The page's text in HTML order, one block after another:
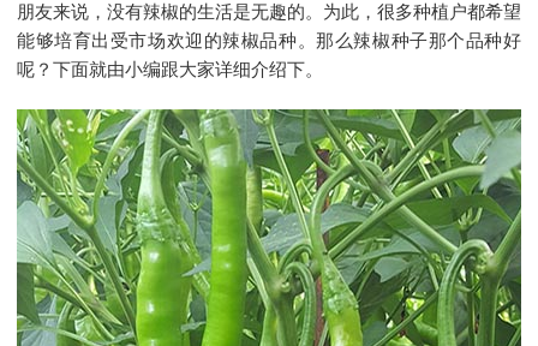
朋友来说，没有辣椒的生活是无趣的。为此，很多种植户都希望
能够培育出受市场欢迎的辣椒品种。那么辣椒种子那个品种好
呢？ 下面就由小编跟大家详细介绍下。